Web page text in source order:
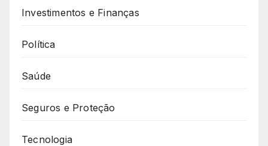
Investimentos e Finanças
Política
Saúde
Seguros e Proteção
Tecnologia